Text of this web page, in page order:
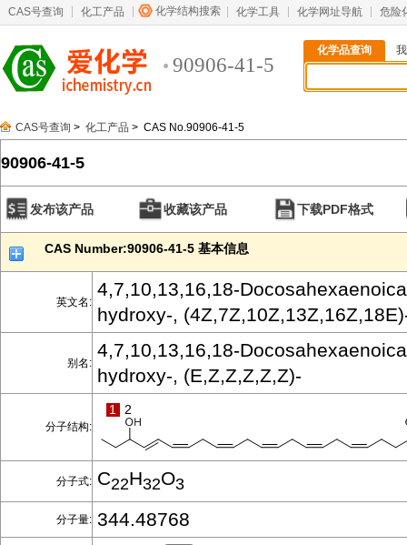
CAS号查询 化工产品 化学结构搜索 化学工具 化学网址导航 危险
90906-41-5
化学品查询
CAS号查询 > 化工产品 > CAS No.90906-41-5
90906-41-5
发布该产品 收藏该产品 下载PDF格式
CAS Number:90906-41-5 基本信息
英文名:
4,7,10,13,16,18-
hydroxy-,
别名:
4,7,10,13,16,18-
hydroxy-, (E,Z,Z,Z,Z,Z)-
分子结构:
1 2
分子式: C22H32O3
分子量: 344.48768